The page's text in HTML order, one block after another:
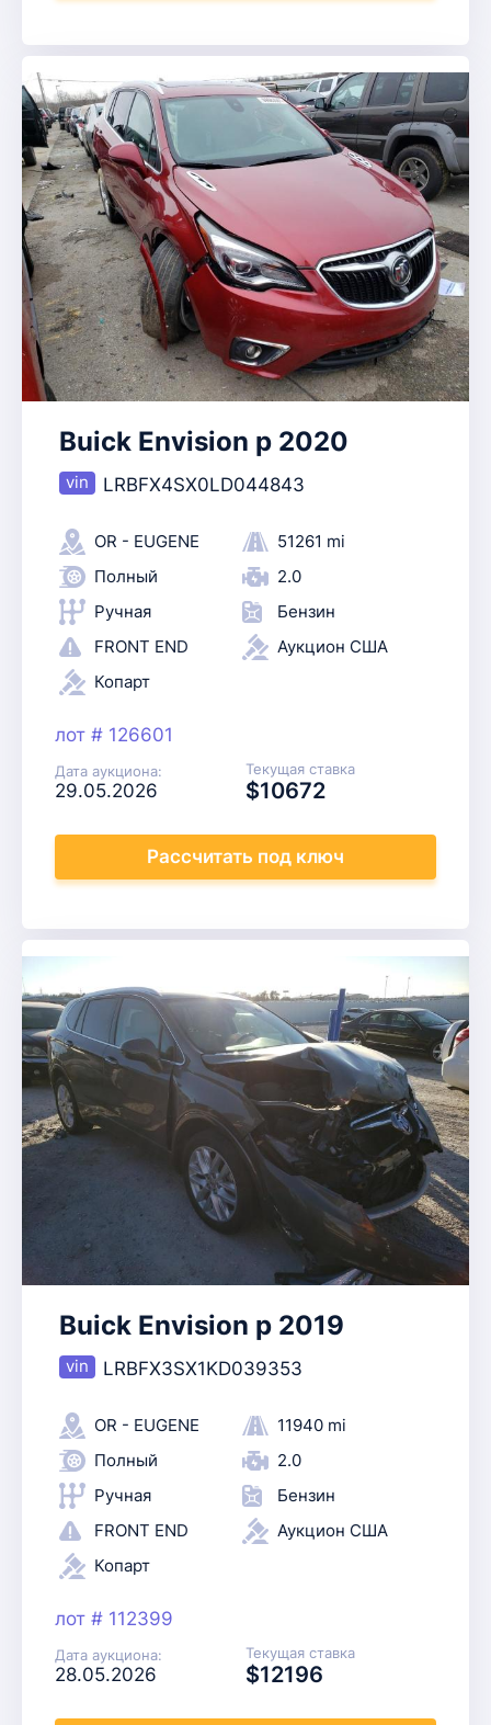
Buick Envision p 2020
LRBFX4SX0LD044843
OR - EUGENE
51261 mi
Полный
2.0
Ручная
Бензин
FRONT END
Аукцион США
Копарт
лот # 126601
Дата аукциона:
29.05.2026
Текущая ставка
$10672
Рассчитать под ключ
Buick Envision p 2019
LRBFX3SX1KD039353
OR - EUGENE
11940 mi
Полный
2.0
Ручная
Бензин
FRONT END
Аукцион США
Копарт
лот # 112399
Дата аукциона:
28.05.2026
Текущая ставка
$12196